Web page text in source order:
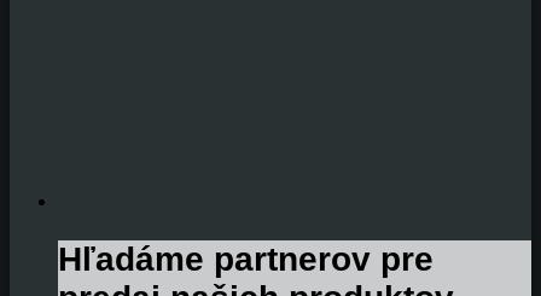
Hľadáme partnerov pre